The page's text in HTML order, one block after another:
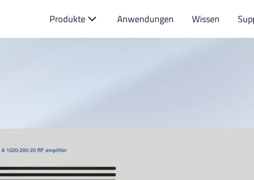
Produkte Anwendungen Wissen